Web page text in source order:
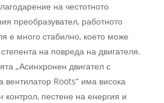
на честотното
преобразувател, работното
е много стабилно, което може
на повреда на двигателя.
„Асинхронен двигател с
вентилатор Roots“ има висока
контрол, пестене на енергия и